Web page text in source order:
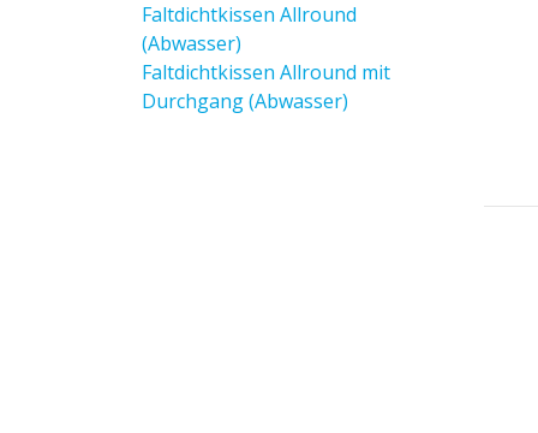
Faltdichtkissen Allround
(Abwasser)
Faltdichtkissen Allround mit
Durchgang (Abwasser)